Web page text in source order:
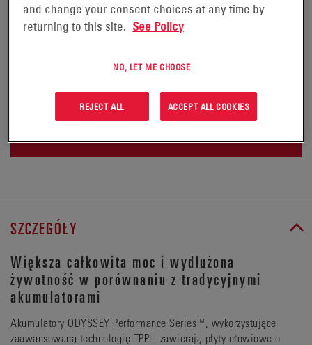
Zapewniają niezawodność akumulatorów ODYSSEY
Extreme Series™, jednak bez wysokiego prądu
dużej pojemności rezerwowej, które w wielu
zastosowaniach mogą nie być wymagane.
ZŁÓŻ ZAPYTANIE OFERTOWE
SZCZEGÓŁY
Większa całkowita moc i wydłużona
żywotność w porównaniu z tradycyjnymi
akumulatorami
Akumulatory ODYSSEY Performance Series™, wykorzystujące
zaawansowaną technologię TPPL, zawierają płyty ołowiowe o
and change your consent choices at any time by
returning to this site. See Policy
NO, LET ME CHOOSE
REJECT ALL ACCEPT ALL COOKIES